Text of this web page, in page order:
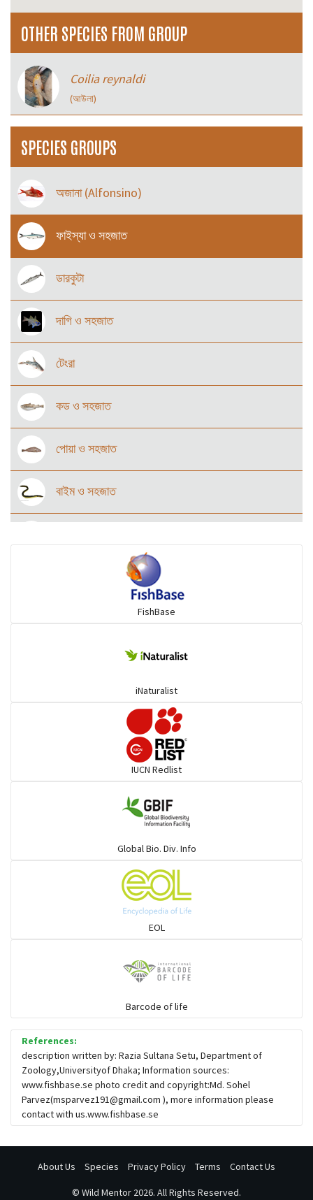
OTHER SPECIES FROM GROUP
Coilia reynaldi
(আউলা)
SPECIES GROUPS
অজানা (Alfonsino)
ফাইস্যা ও সহজাত
ডারকুটা
দাগি ও সহজাত
টেংরা
কড ও সহজাত
পোয়া ও সহজাত
বাইম ও সহজাত
অজানা (Mojarra)
অজানা (Spikefish)
বাইলা ও সহজাত
FishBase
iNaturalist
IUCN Redlist
Global Bio. Div. Info
EOL
Barcode of life
References:
description written by: Razia Sultana Setu, Department of
Zoology,Universityof Dhaka; Information sources:
www.fishbase.se photo credit and copyright:Md. Sohel
Parvez(msparvez191@gmail.com ), more information please
contact with us.www.fishbase.se
About Us Species Privacy Policy Terms Contact Us
© Wild Mentor 2026. All Rights Reserved.